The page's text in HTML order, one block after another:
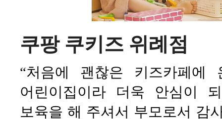
쿠팡 쿠키즈 위례점
“처음에 괜찮은 키즈카페
어린이집이라 더욱 안심이
보육을 해 주셔서 부모로서 감